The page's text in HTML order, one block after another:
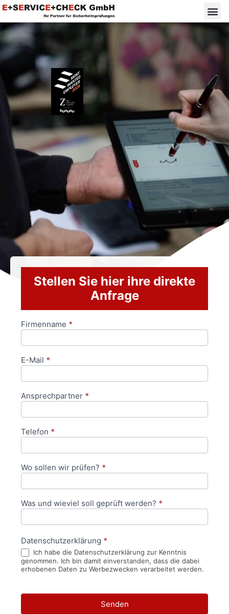
Stellen Sie hier ihre direkte
Anfrage
Anfrageformular
Firmenname *
E-Mail *
Ansprechpartner *
Telefon *
Wo sollen wir prüfen? *
Was und wieviel soll geprüft werden? *
Datenschutzerklärung *
Ich habe die Datenschutzerklärung zur Kenntnis
genommen. Ich bin damit einverstanden, dass die dabei
erhobenen Daten zu Werbezwecken verarbeitet werden.
Senden